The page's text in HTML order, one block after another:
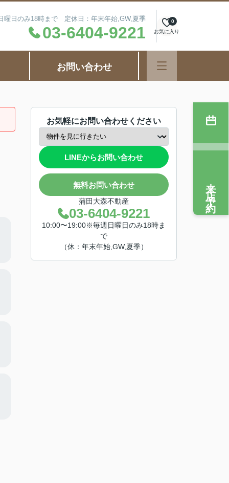
曜日のみ18時まで 定休日：年末年始,GW,夏季
03-6404-9221 お気に入り
0
お問い合わせ
お気軽にお問い合わせください
LINEからお問い合わせ
無料お問い合わせ
蒲田大森不動産
03-6404-9221
10:00〜19:00※毎週日曜日のみ18時ま
で
（休：年末年始,GW,夏季）
来店予約